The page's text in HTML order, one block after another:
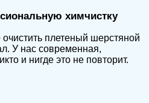
химчистку
плетеный шерстяной
У нас современная,
и нигде это не повторит.